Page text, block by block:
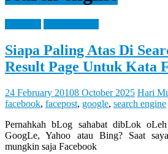
Analyze
Right
Brain
Let
Feel
It
Siapa Paling Atas Di
Result Page Untuk Kata
24 February 20108 October 2025 Hari
facebook, facepost, google, search engine
Pernahkah bLog sahabat dibLok
GoogLe, Yahoo atau Bing? Saat
mungkin saja Facebook